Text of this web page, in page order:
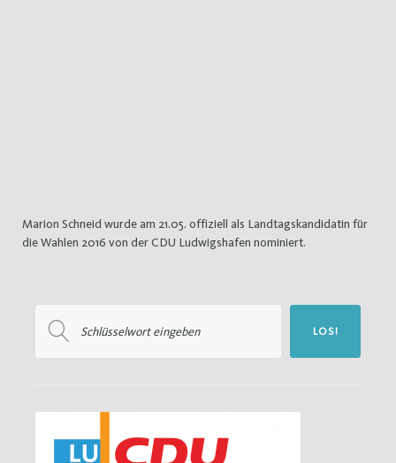
Marion Schneid wurde am 21.05. offiziell als Landtagskandidatin für
die Wahlen 2016 von der CDU Ludwigshafen nominiert.
nach:
LOS!